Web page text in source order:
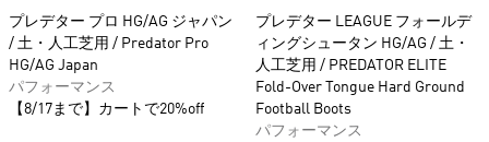
プレデター プロ HG/AG ジャパン
/ 土・人工芝用 / Predator Pro
HG/AG Japan
パフォーマンス
【8/17まで】カートで20%off
プレデター LEAGUE フォールデ
ィングシュータン HG/AG / 土・
人工芝用 / PREDATOR ELITE
Fold-Over Tongue Hard Ground
Football Boots
パフォーマンス